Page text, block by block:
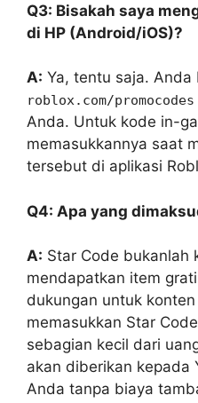
Q3: Bisakah saya
di HP (Android/iOS)?
A: Ya, tentu saja. Anda
roblox.com/promocodes
Anda. Untuk kode in-
memasukkannya saat
tersebut di aplikasi
Q4: Apa yang
A: Star Code bukanlah
mendapatkan item
dukungan untuk
memasukkan Star
sebagian kecil dari
akan diberikan kepada
Anda tanpa biaya